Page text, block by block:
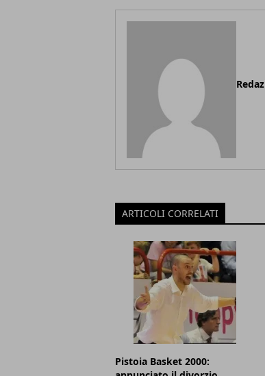
ARTICOLI CORRELATI
Pistoia Basket 2000: